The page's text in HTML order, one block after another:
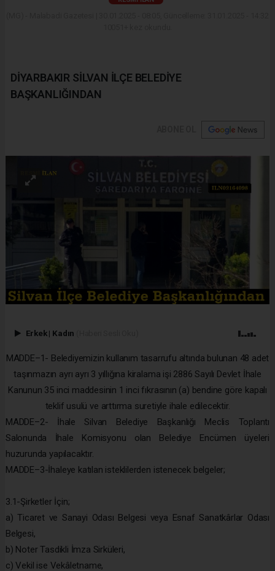
DİYARBAKIR SİLVAN İLÇE BELEDİYE
BAŞKANLIĞINDAN
Erkek | Kadın
MADDE–1- Belediyemizin kullanım tasarrufu altında bulunan 48 adet
taşınmazın ayrı ayrı 3 yıllığına kiralama işi 2886 Sayılı Devlet İhale
Kanunun 35 inci maddesinin 1 inci fıkrasının (a) bendine göre kapalı
teklif usulü ve arttırma suretiyle ihale edilecektir.
MADDE–2- İhale Silvan Belediye Başkanlığı Meclis Toplantı
Salonunda İhale Komisyonu olan Belediye Encümen üyeleri
huzurunda yapılacaktır.
MADDE–3-İhaleye katılan isteklilerden istenecek belgeler;
3.1-Şirketler İçin;
a) Ticaret ve Sanayi Odası Belgesi veya Esnaf Sanatkârlar Odası
Belgesi,
b) Noter Tasdikli İmza Sirküleri,
c) Vekil ise Vekâletname,